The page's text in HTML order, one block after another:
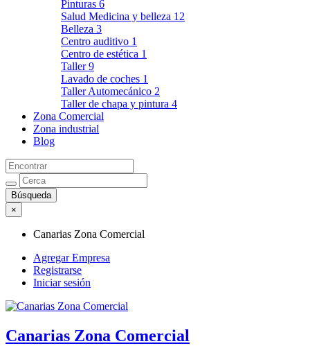
Pinturas 6
Salud Medicina y belleza 12
Belleza 3
Centro auditivo 1
Centro de estética 1
Taller9
Lavado de coches 1
Taller Automecánico 2
Taller de chapa y pintura 4
Zona Comercial
Zona industrial
Blog
×
Canarias Zona Comercial
Agregar Empresa
Registrarse
Iniciar sesión
Canarias Zona Comercial